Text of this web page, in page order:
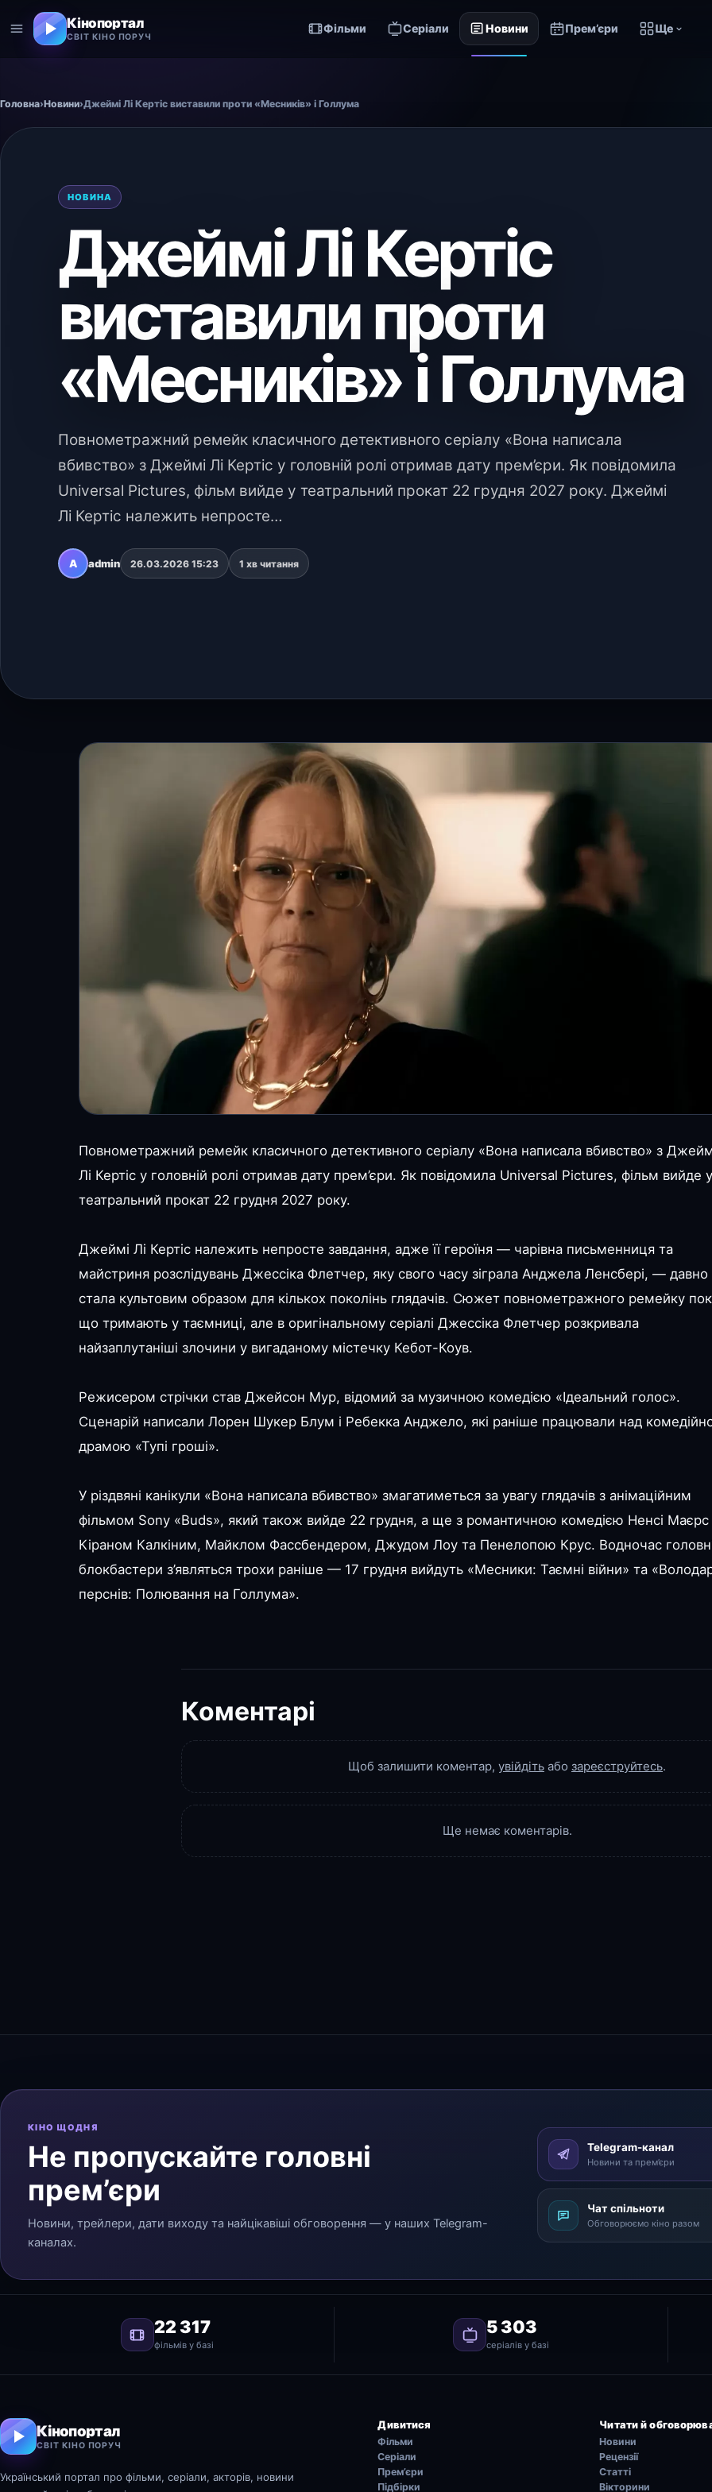
Кінопортал
СВІТ КІНО ПОРУЧ
Фільми Серіали Новини Прем’єри Ще
Головна›Новини›Джеймі Лі Кертіс виставили проти «Месників» і Голлума
НОВИНА
Джеймі Лі Кертіс
виставили проти
«Месників» і Голлума
Повнометражний ремейк класичного детективного серіалу «Вона написала
вбивство» з Джеймі Лі Кертіс у головній ролі отримав дату прем’єри. Як повідомила
Universal Pictures, фільм вийде у театральний прокат 22 грудня 2027 року. Джеймі
Лі Кертіс належить непросте…
A admin 26.03.2026 15:23 1 хв читання
Повнометражний ремейк класичного детективного серіалу «Вона написала вбивство» з
Лі Кертіс у головній ролі отримав дату прем’єри. Як повідомила Universal Pictures, фільм вийде у
театральний прокат 22 грудня 2027 року.
Джеймі Лі Кертіс належить непросте завдання, адже її героїня — чарівна письменниця та
майстриня розслідувань Джессіка Флетчер, яку свого часу зіграла Анджела Ленсбері, — давно
стала культовим образом для кількох поколінь глядачів. Сюжет повнометражного ремейку
що тримають у таємниці, але в оригінальному серіалі Джессіка Флетчер розкривала
найзаплутаніші злочини у вигаданому містечку Кебот-Коув.
Режисером стрічки став Джейсон Мур, відомий за музичною комедією «Ідеальний голос».
Сценарій написали Лорен Шукер Блум і Ребекка Анджело, які раніше працювали над
драмою «Тупі гроші».
У різдвяні канікули «Вона написала вбивство» змагатиметься за увагу глядачів з анімаційним
фільмом Sony «Buds», який також вийде 22 грудня, а ще з романтичною комедією Ненсі Маєрс
Кіраном Калкіним, Майклом Фассбендером, Джудом Лоу та Пенелопою Крус. Водночас
блокбастери з’являться трохи раніше — 17 грудня вийдуть «Месники: Таємні війни» та
перснів: Полювання на Голлума».
Коментарі
Щоб залишити коментар, увійдіть або зареєструйтесь.
Ще немає коментарів.
КІНО ЩОДНЯ
Не пропускайте головні
прем’єри
Новини, трейлери, дати виходу та найцікавіші обговорення — у наших Telegram-
каналах.
Telegram-канал
Новини та прем’єри
Чат спільноти
Обговорюємо кіно разом
22 317
фільмів у базі
5 303
серіалів у базі
Кінопортал
СВІТ КІНО ПОРУЧ
Український портал про фільми, серіали, акторів, новини
Дивитися
Фільми
Серіали
Прем’єри
Підбірки
Читати й
Новини
Рецензії
Статті
Вікторини